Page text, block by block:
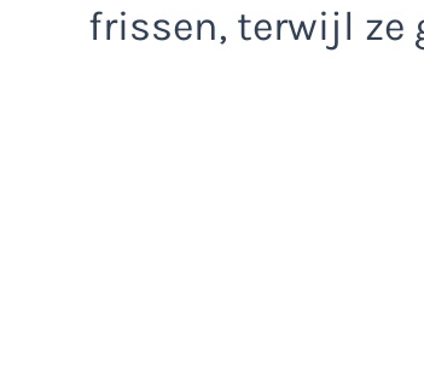
frissen, terwijl ze